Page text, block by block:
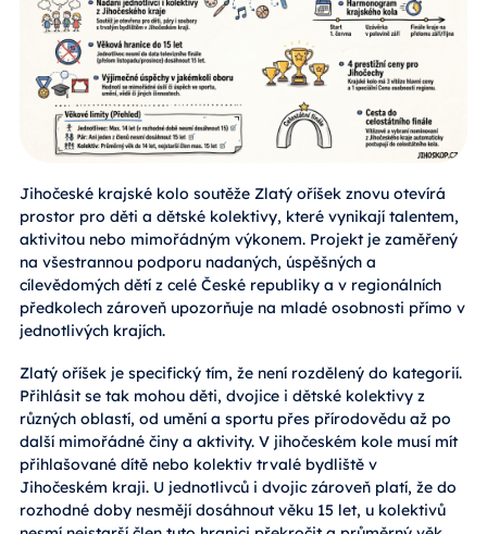
Jihočeské krajské kolo soutěže Zlatý oříšek znovu otevírá
prostor pro děti a dětské kolektivy, které vynikají talentem,
aktivitou nebo mimořádným výkonem. Projekt je zaměřený
na všestrannou podporu nadaných, úspěšných a
cílevědomých dětí z celé České republiky a v regionálních
předkolech zároveň upozorňuje na mladé osobnosti přímo v
jednotlivých krajích.
Zlatý oříšek je specifický tím, že není rozdělený do kategorií.
Přihlásit se tak mohou děti, dvojice i dětské kolektivy z
různých oblastí, od umění a sportu přes přírodovědu až po
další mimořádné činy a aktivity. V jihočeském kole musí mít
přihlašované dítě nebo kolektiv trvalé bydliště v
Jihočeském kraji. U jednotlivců i dvojic zároveň platí, že do
rozhodné doby nesmějí dosáhnout věku 15 let, u kolektivů